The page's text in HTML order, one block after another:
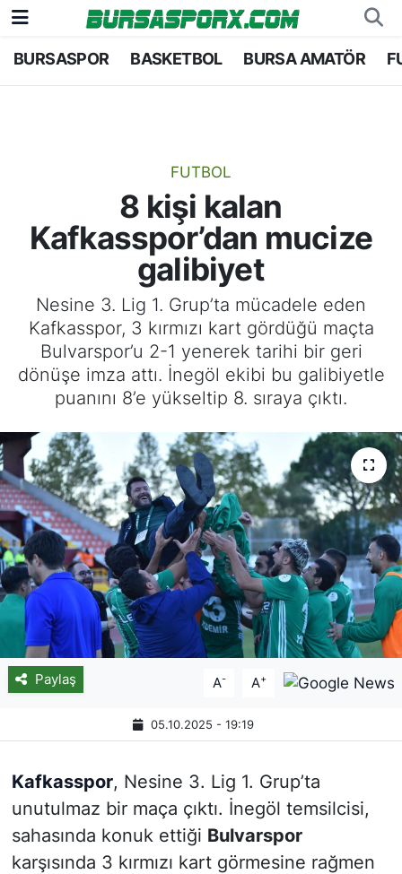
BURSASPOR BASKETBOL BURSA AMATÖR
FUTBOL
8 kişi kalan
Kafkasspor’dan mucize
galibiyet
Nesine 3. Lig 1. Grup’ta mücadele eden
Kafkasspor, 3 kırmızı kart gördüğü maçta
Bulvarspor’u 2-1 yenerek tarihi bir geri
dönüşe imza attı. İnegöl ekibi bu galibiyetle
puanını 8’e yükseltip 8. sıraya çıktı.
Paylaş A- A+
05.10.2025 - 19:19
Kafkasspor, Nesine 3. Lig 1. Grup’ta
unutulmaz bir maça çıktı. İnegöl temsilcisi,
sahasında konuk ettiği Bulvarspor
karşısında 3 kırmızı kart görmesine rağmen
Bursaspor
Bursa Amatör
Hentbol
Voleybol
Genel
Bursa Nöbetçi Eczaneler
Bursa Trafik Yoğunluk Haritası
TFF 1.Lig Puan Durumu ve Fikstür
Tüm Manşetler
Son Dakika Haberleri
Haber Arşivi